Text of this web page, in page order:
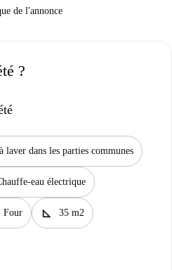
de l'annonce
?
laver dans les parties communes
eau électrique
Four square_foot 35 m2